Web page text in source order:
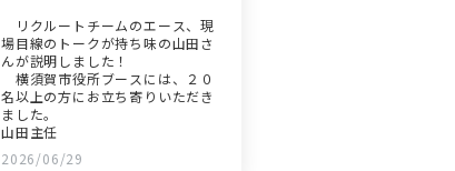
リクルートチームのエース、現
場目線のトークが持ち味の山田さ
んが説明しました！
横須賀市役所ブースには、２０
名以上の方にお立ち寄りいただき
ました。
山田主任
2026/06/29